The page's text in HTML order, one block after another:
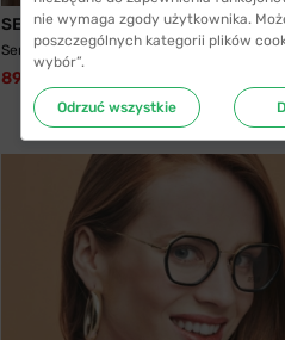
SENJA
Senja 8745 C1 z nakładką
89,99 zł
nie wymaga zgody użytkownika.
poszczególnych kategorii plików
wybór”.
Odrzuć wszystkie